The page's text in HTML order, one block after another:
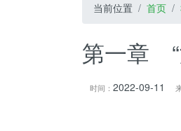
当前位置 首页
第一章 “
时间：2022-09-11